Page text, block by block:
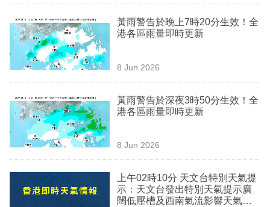
樓
市
理
商
業
科
技
職
黃雨警告於晚上7時20分生效！全
港各區雨量即時更新
8 Jun 2026
黃雨警告於深夜3時50分生效！全
港各區雨量即時更新
8 Jun 2026
上午02時10分 天文台特別天氣提
示：天文台發出特別天氣提示廣
闊低壓槽及西南氣流影響天氣不